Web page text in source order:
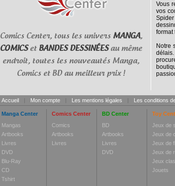
Comics Center, tous les univers MANGA,
COMICSet BANDES DESSINÉESau même
endroit, toutes les nouveautés Manga,
Comics et BD au meilleur prix !
Vous
vos
format
Notre
Accueil | Mon compte | Les mentions légales | Les conditions
Manga Center
Mangas
Artbooks
Livres
DVD
Blu-Ray
CD
Tshirt
Comics Center
Comics
Artbooks
Livres
BD Center
BD
Artbooks
Livres
DVD
Toy
Jeux de
Jeux de
Jeux de
Jeux de
Jeux
Jouets